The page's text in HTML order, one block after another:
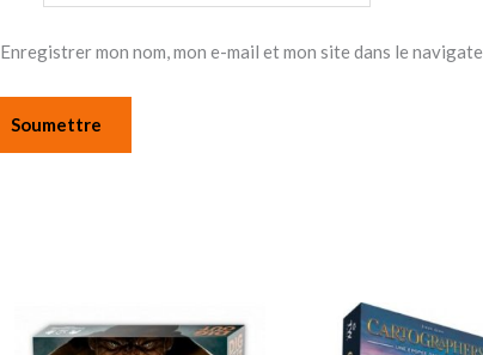
Enregistrer mon nom, mon e-mail et mon site dans le